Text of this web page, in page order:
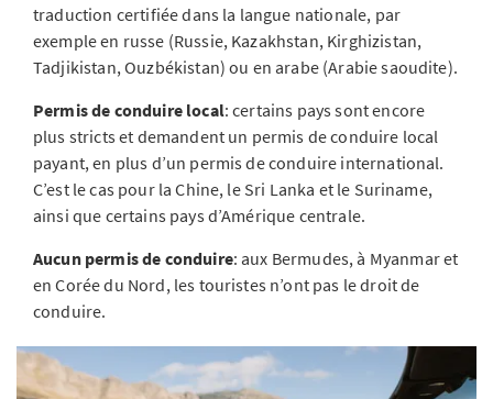
traduction certifiée dans la langue nationale, par
exemple en russe (Russie, Kazakhstan, Kirghizistan,
Tadjikistan, Ouzbékistan) ou en arabe (Arabie saoudite).
Permis de conduire local: certains pays sont encore
plus stricts et demandent un permis de conduire local
payant, en plus d’un permis de conduire international.
C’est le cas pour la Chine, le Sri Lanka et le Suriname,
ainsi que certains pays d’Amérique centrale.
Aucun permis de conduire: aux Bermudes, à Myanmar et
en Corée du Nord, les touristes n’ont pas le droit de
conduire.